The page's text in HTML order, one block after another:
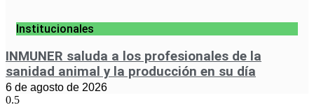
Institucionales
INMUNER saluda a los profesionales de la
sanidad animal y la producción en su día
6 de agosto de 2026